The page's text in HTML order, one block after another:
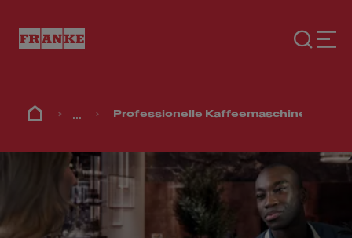
... Professionelle Kaffeemaschinen